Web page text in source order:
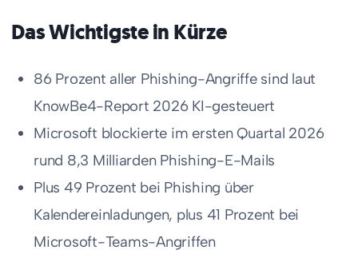
Das Wichtigste in Kürze
86 Prozent aller Phishing-Angriffe sind laut
KnowBe4-Report 2026 KI-gesteuert
Microsoft blockierte im ersten Quartal 2026
rund 8,3 Milliarden Phishing-E-Mails
Plus 49 Prozent bei Phishing über
Kalendereinladungen, plus 41 Prozent bei
Microsoft-Teams-Angriffen